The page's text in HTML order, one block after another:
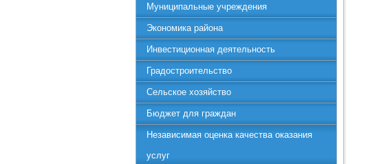
Муниципальные учреждения
Экономика района
Инвестиционная деятельность
Градостроительство
Сельское хозяйство
Бюджет для граждан
Независимая оценка качества оказания
услуг